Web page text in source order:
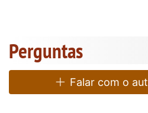
Perguntas
Falar com o